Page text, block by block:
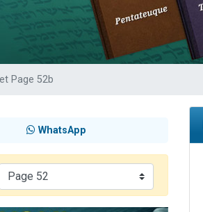
WhatsApp
WhatsApp
Page 52b
WhatsApp